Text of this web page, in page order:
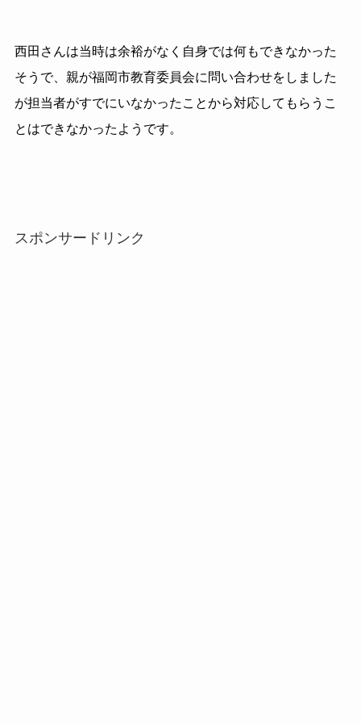
西田さんは当時は余裕がなく自身では何もできなかった
そうで、親が福岡市教育委員会に問い合わせをしました
が担当者がすでにいなかったことから対応してもらうこ
とはできなかったようです。
スポンサードリンク